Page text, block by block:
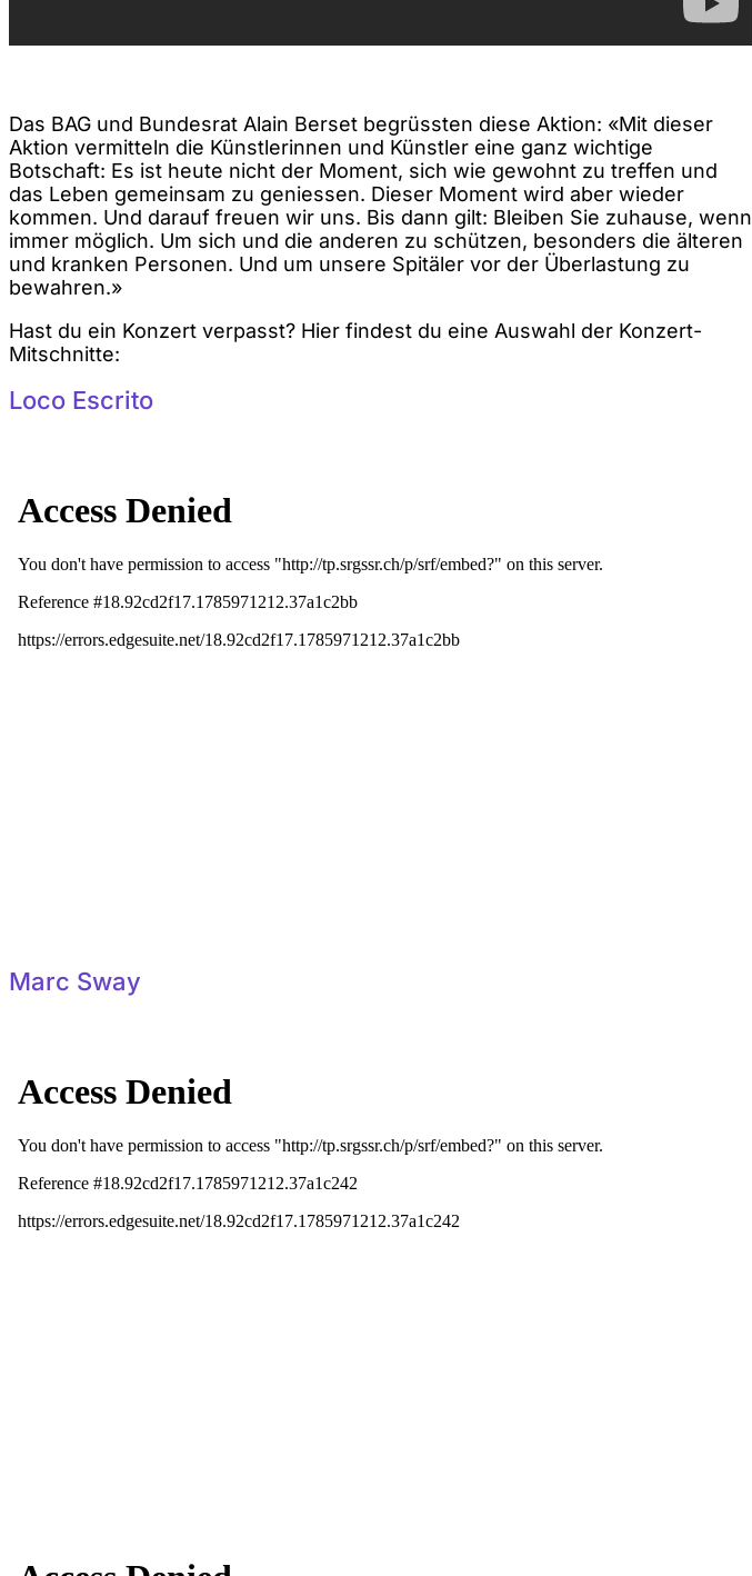
Das BAG und Bundesrat Alain Berset begrüssten diese Aktion: «Mit dieser
Aktion vermitteln die Künstlerinnen und Künstler eine ganz wichtige
Botschaft: Es ist heute nicht der Moment, sich wie gewohnt zu treffen und
das Leben gemeinsam zu geniessen. Dieser Moment wird aber wieder
kommen. Und darauf freuen wir uns. Bis dann gilt: Bleiben Sie zuhause, wenn
immer möglich. Um sich und die anderen zu schützen, besonders die älteren
und kranken Personen. Und um unsere Spitäler vor der Überlastung zu
bewahren.»
Hast du ein Konzert verpasst? Hier findest du eine Auswahl der Konzert-
Mitschnitte:
Loco Escrito
Marc Sway